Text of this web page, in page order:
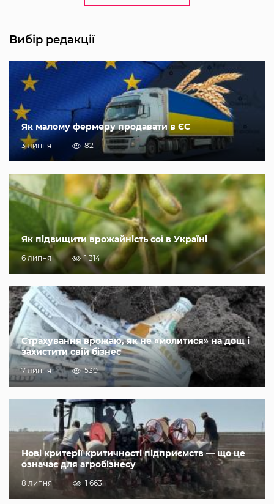
Вибір редакції
Як малому фермеру продавати в ЄС
3 липня 821
Як підвищити врожайність сої в Україні
6 липня 1 314
Страхування врожаю, як не «молитися» на дощ і
захистити свій бізнес
7 липня 530
Нові критерії критичності підприємств — що це
означає для агробізнесу
8 липня 1 663